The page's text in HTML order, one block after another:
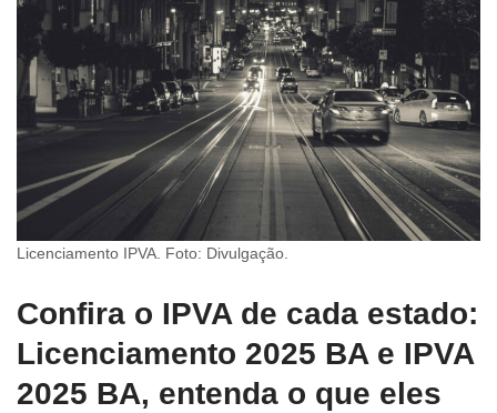
Licenciamento IPVA. Foto: Divulgação.
Confira o IPVA de cada estado:
Licenciamento 2025 BA e IPVA
2025 BA, entenda o que eles